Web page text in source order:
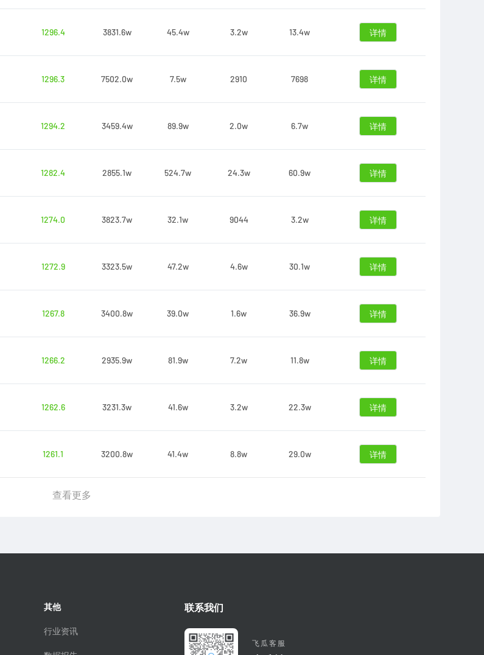
1296.4
3831.6w 45.4w 3.2w 13.4w 详情
1296.3
7502.0w 7.5w 2910 7698 详情
1294.2
3459.4w 89.9w 2.0w 6.7w 详情
1282.4
2855.1w 524.7w 24.3w 60.9w 详情
1274.0
3823.7w 32.1w 9044 3.2w 详情
1272.9
3323.5w 47.2w 4.6w 30.1w 详情
1267.8
3400.8w 39.0w 1.6w 36.9w 详情
1266.2
2935.9w 81.9w 7.2w 11.8w 详情
1262.6
3231.3w 41.6w 3.2w 22.3w 详情
1261.1
3200.8w 41.4w 8.8w 29.0w 详情
查看更多
其他
行业资讯
联系我们
飞瓜客服